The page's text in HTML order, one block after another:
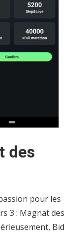
des
pour les
3 : Magnat des
Bid